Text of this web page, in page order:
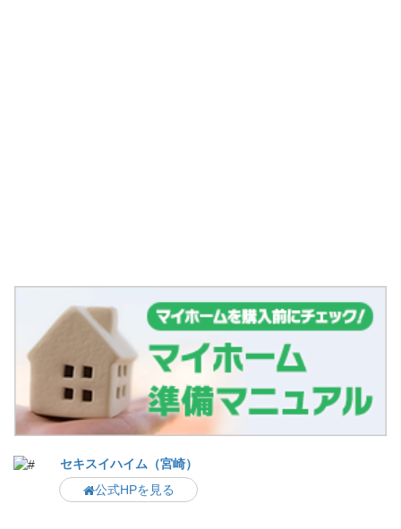
セキスイハイム（宮崎）
公式HPを見る